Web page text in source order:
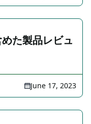
た製品レビュ
June 17, 2023